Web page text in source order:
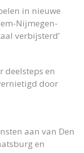
in nieuwe
Nijmegen-
verbijsterd’
deelsteps en
door
aan van Den
en